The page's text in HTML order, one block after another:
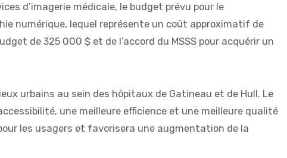
d’imagerie médicale, le budget prévu pour le
numérique, lequel représente un coût approximatif de
de 325 000 $ et de l’accord du MSSS pour acquérir un
urbains au sein des hôpitaux de Gatineau et de Hull. Le
une meilleure efficience et une meilleure qualité
les usagers et favorisera une augmentation de la